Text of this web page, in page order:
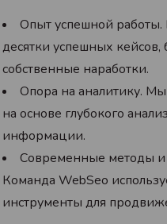
Опыт успешной
десятки успешных
собственные наработки.
Опора на аналитику.
на основе глубокого
информации.
Современные методы и
Команда WebSeo
инструменты для